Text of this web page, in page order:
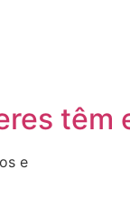
têm
e